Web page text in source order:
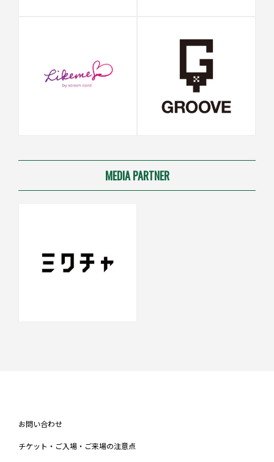
MEDIA PARTNER
お問い合わせ
チケット・ご入場・ご来場の注意点